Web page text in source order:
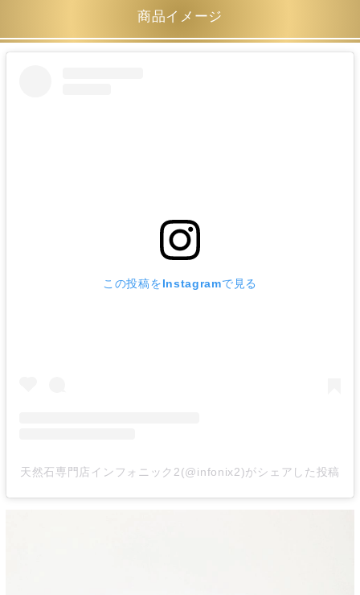
商品イメージ
この投稿をInstagramで見る
天然石専門店インフォニック2(@infonix2)がシェアした投稿